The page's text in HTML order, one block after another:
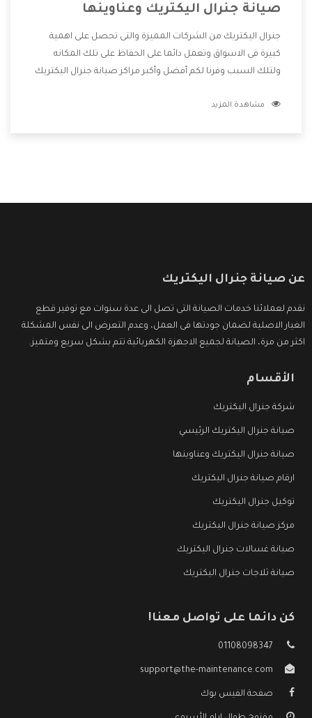
صيانة جنرال اليكتريك وعناوينها
جنرال اليكتريك من الشركات المميزة والتى تحصل على اهمية
كبيرة فى الاسواق وتعمل دائما على الحفاظ على تلك المكانه
ولتلك السبب وفرنا لكم أفضل وأكبر مراكز صيانة جنرال اليكتريك
بتصليح جميع المنتجات دون اى ازعاج كما أننا نهتم بكل ما يحتاجه
مشاهدة المزيد
عن صيانة جنرال اليكتريك
نقدم لعملائنا خدمات الصيانة التى تصل الى عدة سنوات مع توفير قطع
الغيار الاصلية لضمان جودتها فى العمل، وعدم التعرض الى نفس المشكلة
اكثر من مرة، الصيانة لجميع الاجهزة الكهربائية تتم بشكل سريع ومتميز.
الأقسام
شركة جنرال اليكتريك
صيانة جنرال اليكتريك الرئيسي
صيانة جنرال اليكتريك وعناوينها
ارقام صيانة جنرال اليكتريك
توكيل جنرال اليكتريك
مركز صيانة جنرال اليكتريك
صيانة غسالات جنرال اليكتريك
صيانة ثلاجات جنرال اليكتريك
كن دائما على تواصل معنا!
01108098347
support@the-maintenance.com
صفحة الفيس بوك